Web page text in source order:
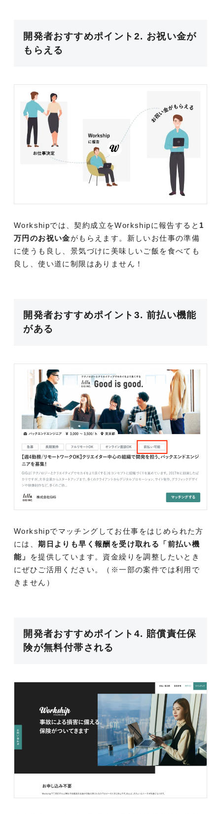
開発者おすすめポイント2. お祝い金が
もらえる
Workshipでは、契約成立をWorkshipに報告すると 1
万円のお祝い金がもらえます。新しいお仕事の準備
に使うも良し、景気づけに美味しいご飯を食べても
良し、使い道に制限はありません！
開発者おすすめポイント3. 前払い機能
がある
Workshipでマッチングしてお仕事をはじめられた方
には、期日よりも早く報酬を受け取れる「前払い機
能」
を提供しています。資金繰りを調整したいとき
にぜひご活用ください。（※一部の案件では利用で
きません）
開発者おすすめポイント4. 賠償責任保
険が無料付帯される